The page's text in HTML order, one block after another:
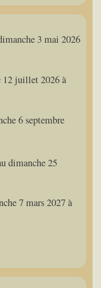
3 mai 2026
12 juillet 2026 à
6 septembre
dimanche 25
7 mars 2027 à